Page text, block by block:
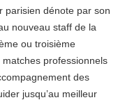
parisien dénote par son
nouveau staff de la
ou troisième
professionnels
des
jusqu’au meilleur